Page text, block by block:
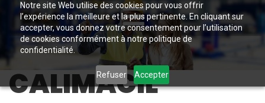
Notre site Web utilise des cookies pour vous offrir
l’expérience la meilleure et la plus pertinente. En cliquant sur
accepter, vous donnez votre consentement pour l’utilisation
de cookies conformément à notre politique de
confidentialité.
Refuser Accepter
CALIMACIL